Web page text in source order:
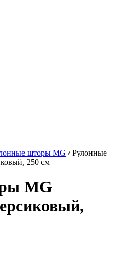
шторы MG / Рулонные
250 см
MG